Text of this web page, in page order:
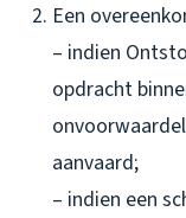
Een
– indien
opdracht
aanvaard;
– indien een